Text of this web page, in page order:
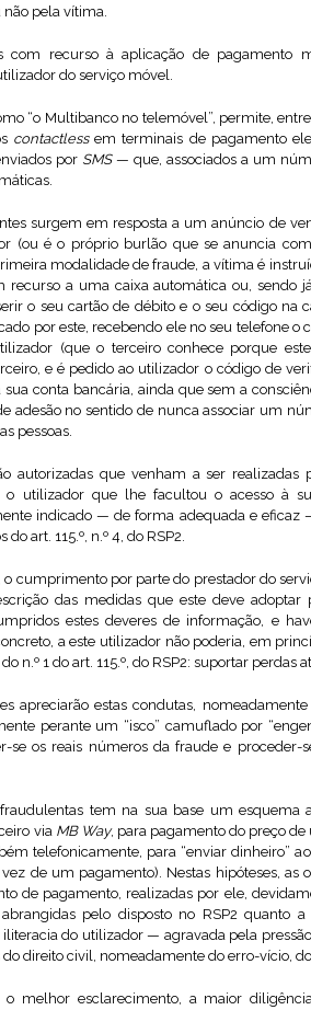
pela vítima.
com recurso à aplicação de pagamento
do serviço móvel.
“o Multibanco no telemóvel”, permite,
contactlessem terminais de pagamento
por SMS— que, associados a um
surgem em resposta a um anúncio de
(ou é o próprio burlão que se anuncia
modalidade de fraude, a vítima é
a uma caixa automática ou, sendo
o seu cartão de débito e o seu código
por este, recebendo ele no seu telefone o
(que o terceiro conhece porque
e é pedido ao utilizador o código de
conta bancária, ainda que sem a
adesão no sentido de nunca associar um
pessoas.
autorizadas que venham a ser
o utilizador que lhe facultou o acesso à
indicado — de forma adequada e eficaz
art. 115.º, n.º 4, do RSP2.
cumprimento por parte do prestador do
das medidas que este deve
estes deveres de informação, e
a este utilizador não poderia, em
n.º 1 do art. 115.º, do RSP2: suportar perdas
apreciarão estas condutas,
perante um “isco” camuflado por
se os reais números da fraude e
tem na sua base um
via MB Way, para pagamento do preço
telefonicamente, para “enviar dinheiro”
de um pagamento). Nestas hipóteses, as
de pagamento, realizadas por ele,
pelo disposto no RSP2 quanto
do utilizador — agravada pela
direito civil, nomeadamente do erro-vício,
melhor esclarecimento, a maior